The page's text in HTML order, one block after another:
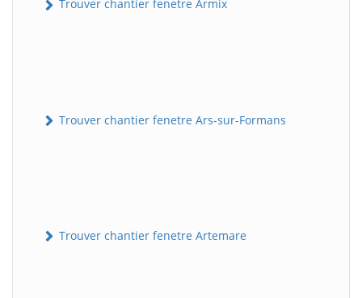
Trouver chantier fenetre Armix
Trouver chantier fenetre Ars-sur-Formans
Trouver chantier fenetre Artemare